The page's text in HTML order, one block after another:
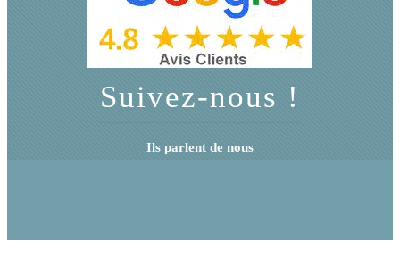
Suivez-nous !
Ils parlent de nous